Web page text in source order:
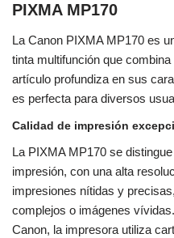
PIXMA MP170
La Canon PIXMA MP170 es
tinta multifunción que
artículo profundiza en sus
es perfecta para diversos
Calidad de impresión
La PIXMA MP170 se
impresión, con una alta
impresiones nítidas y
complejos o imágenes
Canon, la impresora utiliza